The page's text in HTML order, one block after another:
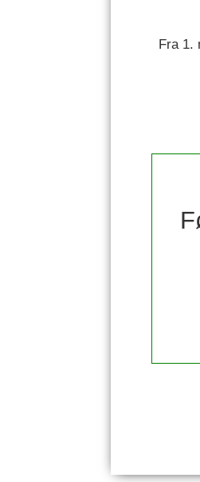
Fra 1.